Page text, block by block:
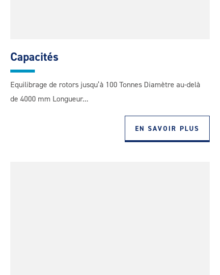
Capacités
Equilibrage de rotors jusqu’à 100 Tonnes Diamètre au-delà
de 4000 mm Longueur...
EN SAVOIR PLUS